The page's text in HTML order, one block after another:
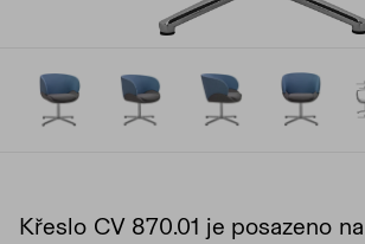
Křeslo CV 870.01 je posazeno